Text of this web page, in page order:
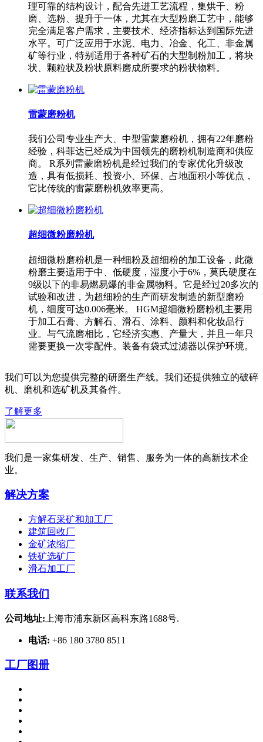
理可靠的结构设计，配合先进工艺流程，集烘干、粉
磨、选粉、提升于一体，尤其在大型粉磨工艺中，能够
完全满足客户需求，主要技术、经济指标达到国际先进
水平。可广泛应用于水泥、电力、冶金、化工、非金属
矿等行业，特别适用于各种矿石的大型制粉加工，将块
状、颗粒状及粉状原料磨成所要求的粉状物料。
雷蒙磨粉机
我们公司专业生产大、中型雷蒙磨粉机，拥有22年磨粉
经验，科菲达已经成为中国领先的磨粉机制造商和供应
商。 R系列雷蒙磨粉机是经过我们的专家优化升级改
造，具有低损耗、投资小、环保、占地面积小等优点，
它比传统的雷蒙磨粉机效率更高。
超细微粉磨粉机
超细微粉磨粉机是一种细粉及超细粉的加工设备，此微
粉磨主要适用于中、低硬度，湿度小于6%，莫氏硬度在
9级以下的非易燃易爆的非金属物料。它是经过20多次的
试验和改进，为超细粉的生产而研发制造的新型磨粉
机，细度可达0.006毫米。 HGM超细微粉磨粉机主要用
于加工石膏、方解石、滑石、涂料、颜料和化妆品行
业。与气流磨相比，它经济实惠、产量大，并且一年只
需要更换一次零配件。装备有袋式过滤器以保护环境。
我们可以为您提供完整的研磨生产线。我们还提供独立的破碎
机、磨机和选矿机及其备件。
了解更多
我们是一家集研发、生产、销售、服务为一体的高新技术企
业。
解决方案
方解石采矿和加工厂
建筑回收厂
金矿浓缩厂
铁矿选矿厂
滑石加工厂
联系我们
公司地址: 上海市浦东新区高科东路1688号.
电话: +86 180 3780 8511
工厂图册